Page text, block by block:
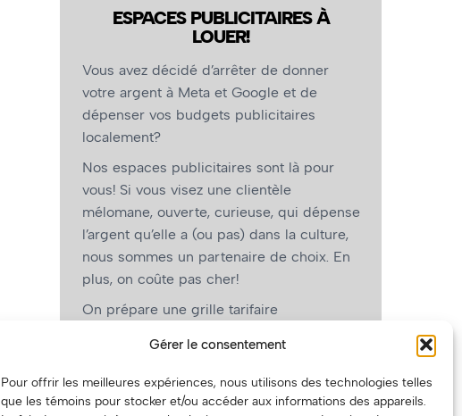
Gérer le consentement
Pour offrir les meilleures expériences, nous utilisons des technologies telles
que les témoins pour stocker et/ou accéder aux informations des appareils.
ESPACES PUBLICITAIRES À
LOUER!
Vous avez décidé d’arrêter de donner
votre argent à Meta et Google et de
dépenser vos budgets publicitaires
localement?
Nos espaces publicitaires sont là pour
vous! Si vous visez une clientèle
mélomane, ouverte, curieuse, qui dépense
l’argent qu’elle a (ou pas) dans la culture,
nous sommes un partenaire de choix. En
plus, on coûte pas cher!
On prépare une grille tarifaire
vous, les artistes!)